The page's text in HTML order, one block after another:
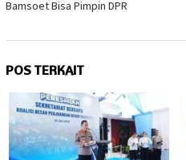
Bamsoet Bisa Pimpin DPR
POS TERKAIT